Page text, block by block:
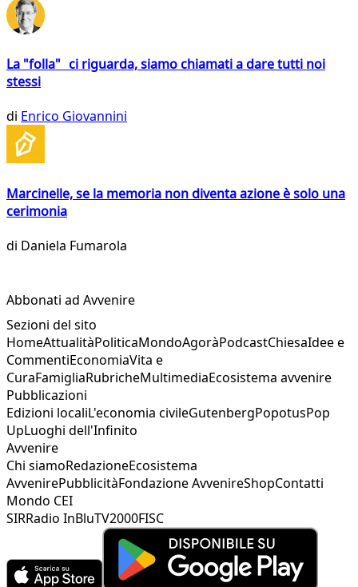
La "folla" ci riguarda, siamo chiamati a dare tutti noi
stessi
di Enrico Giovannini
Marcinelle, se la memoria non diventa azione è solo una
cerimonia
di Daniela Fumarola
Abbonati ad Avvenire
Sezioni del sito
HomeAttualitàPoliticaMondoAgoràPodcastChiesaIdee e
CommentiEconomiaVita e
CuraFamigliaRubricheMultimediaEcosistema avvenire
Pubblicazioni
Edizioni localiL'economia civileGutenbergPopotusPop
UpLuoghi dell'Infinito
Avvenire
Chi siamoRedazioneEcosistema
AvvenirePubblicitàFondazione AvvenireShopContatti
Mondo CEI
SIRRadio InBluTV2000FISC